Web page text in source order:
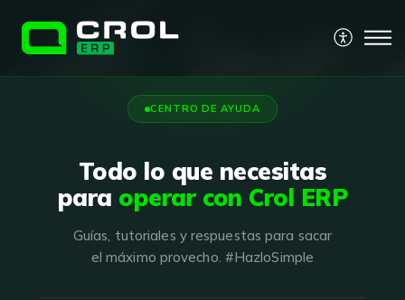
CENTRO DE AYUDA
Todo lo que necesitas
para operar con Crol ERP
Guías, tutoriales y respuestas para sacar
el máximo provecho. #HazloSimple